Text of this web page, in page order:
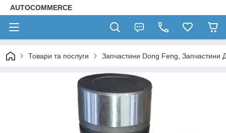
AUTOCOMMERCE
Товари та послуги Запчастини Dong Feng, Запчастини